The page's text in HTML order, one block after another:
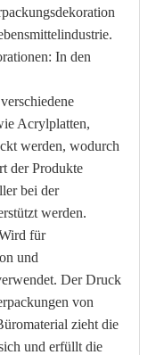
In den
Acrylplatten,
werden, wodurch
der Produkte
bei der
werden.
für
und
Der Druck
von
zieht die
und erfüllt die